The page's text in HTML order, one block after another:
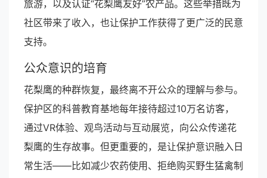
旅游，以及认证“花梨鹰友好”农产品。这些举措既为
社区带来了收入，也让保护工作获得了更广泛的民意
支持。
公众意识的培育
花梨鹰的种群恢复，最终离不开公众的理解与参与。
保护区的科普教育基地每年接待超过10万名访客，
通过VR体验、观鸟活动与互动展览，向公众传递花
梨鹰的生存故事。但更重要的，是让保护意识融入日
常生活——比如减少农药使用、拒绝购买野生猛禽制